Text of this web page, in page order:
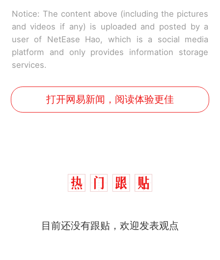
Notice: The content above (including the pictures
and videos if any) is uploaded and posted by a
user of NetEase Hao, which is a social media
platform and only provides information storage
services.
打开网易新闻，阅读体验更佳
目前还没有跟贴，欢迎发表观点
热
那个在床头放菜刀的女孩，
么？